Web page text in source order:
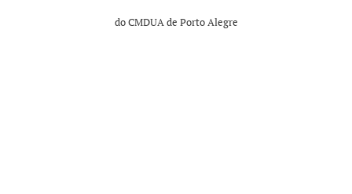
do CMDUA de Porto Alegre